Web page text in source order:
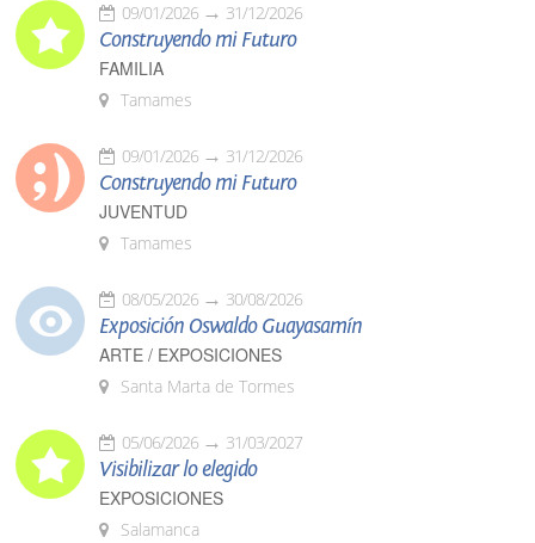
09/01/2026 31/12/2026
Construyendo mi Futuro
FAMILIA
Tamames
09/01/2026 31/12/2026
Construyendo mi Futuro
JUVENTUD
Tamames
08/05/2026 30/08/2026
Exposición Oswaldo Guayasamín
ARTE / EXPOSICIONES
Santa Marta de Tormes
05/06/2026 31/03/2027
Visibilizar lo elegido
EXPOSICIONES
Salamanca